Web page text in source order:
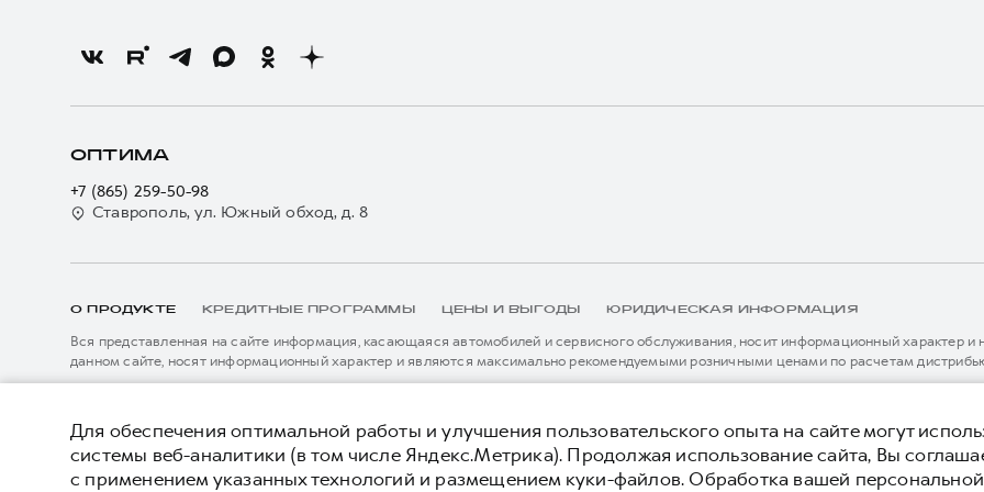
ОПТИМА
+7 (865) 259-50-98
Ставрополь, ул. Южный обход, д. 8
О ПРОДУКТЕ КРЕДИТНЫЕ ПРОГРАММЫ ЦЕНЫ И ВЫГОДЫ ЮРИДИЧЕСКАЯ ИНФОРМАЦИЯ
Вся представленная на сайте информация, касающаяся автомобилей и сервисного обслуживания, носит информационный характер и
данном сайте, носят информационный характер и являются максимально рекомендуемыми розничными ценами по расчетам
подробной информации просьба обращаться к ближайшему официальному дилеру ООО «Грейт Волл Мотор Рус» либо по телефону
*5 лет поддержки включают 3 года гарантии и 2 года дополнительной сервисной поддержки. Информация в данном разделе носит
описанных в сервисной книжке владельца автомобиля и на данной странице, приоритет отдается сведениям, указанным в сервисной
внесения изменений в гарантийную политику без предварительного уведомления.
© 2026 ООО «Грейт Волл Мотор Рус» Политика конфиденциальности Юридическая информация
Для обеспечения оптимальной работы и улучшения пользовательского опыта на сайте могут
системы веб-аналитики (в том числе Яндекс.Метрика). Продолжая использование сайта, Вы
с применением указанных технологий и размещением куки-файлов. Обработка вашей персональной